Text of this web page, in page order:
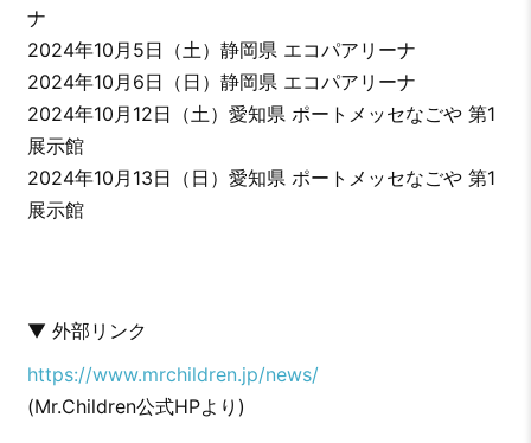
ナ
2024年10月5日（土）静岡県 エコパアリーナ
2024年10月6日（日）静岡県 エコパアリーナ
2024年10月12日（土）愛知県 ポートメッセなごや 第1
展示館
2024年10月13日（日）愛知県 ポートメッセなごや 第1
展示館
▼ 外部リンク
https://www.mrchildren.jp/news/
(Mr.Children公式HPより)